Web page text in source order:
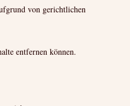
von gerichtlichen
entfernen können.